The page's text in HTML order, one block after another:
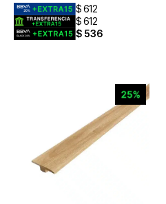
$612
$612
$ 536